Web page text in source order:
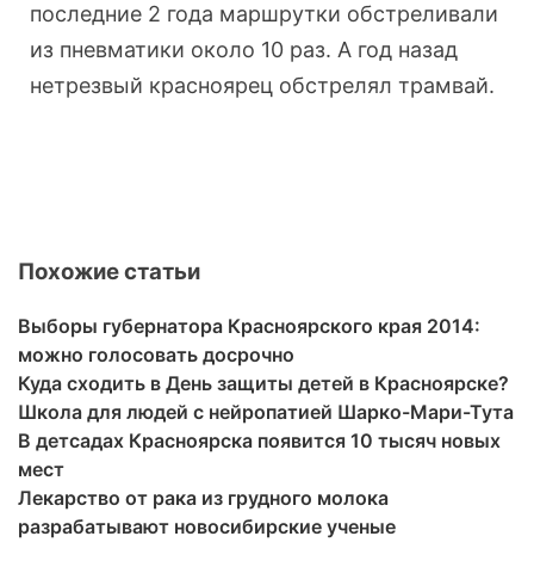
последние 2 года маршрутки обстреливали
из пневматики около 10 раз. А год назад
нетрезвый красноярец обстрелял трамвай.
Похожие статьи
Выборы губернатора Красноярского края 2014:
можно голосовать досрочно
Куда сходить в День защиты детей в Красноярске?
Школа для людей с нейропатией Шарко-Мари-Тута
В детсадах Красноярска появится 10 тысяч новых
мест
Лекарство от рака из грудного молока
разрабатывают новосибирские ученые